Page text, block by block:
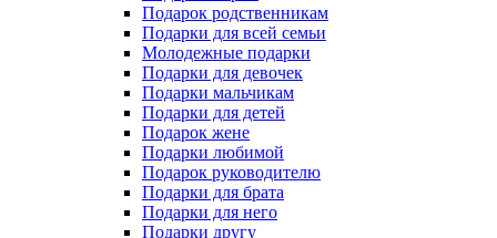
Подарок родственникам
Подарки для всей семьи
Молодежные подарки
Подарки для девочек
Подарки мальчикам
Подарки для детей
Подарок жене
Подарки любимой
Подарок руководителю
Подарки для брата
Подарки для него
Подарки другу